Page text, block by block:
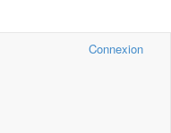
Connexion